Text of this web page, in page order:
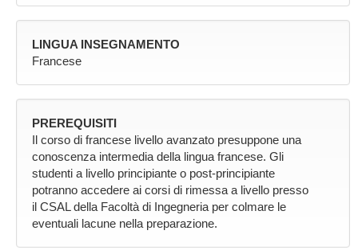
LINGUA INSEGNAMENTO
Francese
PREREQUISITI
Il corso di francese livello avanzato presuppone una
conoscenza intermedia della lingua francese. Gli
studenti a livello principiante o post-principiante
potranno accedere ai corsi di rimessa a livello presso
il CSAL della Facoltà di Ingegneria per colmare le
eventuali lacune nella preparazione.